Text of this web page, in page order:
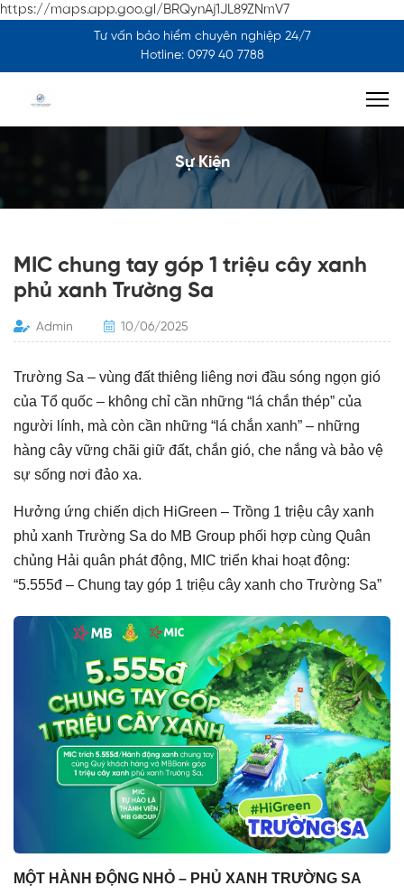
https://maps.app.goo.gl/BRQynAj1JL89ZNmV7
Tư vấn bảo hiểm chuyên nghiệp 24/7
Hotline: 0979 40 7788
Sự Kiện
MIC chung tay góp 1 triệu cây xanh
phủ xanh Trường Sa
Admin 10/06/2025
Trường Sa – vùng đất thiêng liêng nơi đầu sóng ngọn gió
của Tổ quốc – không chỉ cần những “lá chắn thép” của
người lính, mà còn cần những “lá chắn xanh” – những
hàng cây vững chãi giữ đất, chắn gió, che nắng và bảo vệ
sự sống nơi đảo xa.
Hưởng ứng chiến dịch HiGreen – Trồng 1 triệu cây xanh
phủ xanh Trường Sa do MB Group phối hợp cùng Quân
chủng Hải quân phát động, MIC triển khai hoạt động:
“5.555đ – Chung tay góp 1 triệu cây xanh cho Trường Sa”
MỘT HÀNH ĐỘNG NHỎ – PHỦ XANH TRƯỜNG SA